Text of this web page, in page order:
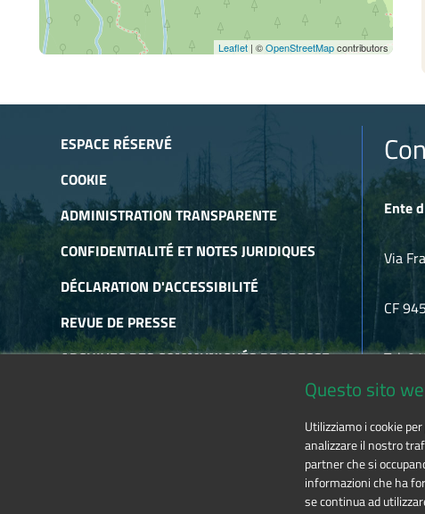
Leaflet | ©OpenStreetMapcontributors
ESPACE RÉSERVÉ
COOKIE
ADMINISTRATION TRANSPARENTE
CONFIDENTIALITÉ ET NOTES JURIDIQUES
DÉCLARATION D'ACCESSIBILITÉ
REVUE DE PRESSE
ARCHIVES DES COMMUNIQUÉS DE PRESSE
Ente
Via
CF
Tel.
Questo sito
Utilizziamo i cookie
analizzare il nostro
partner che si
informazioni che ha
se continua ad